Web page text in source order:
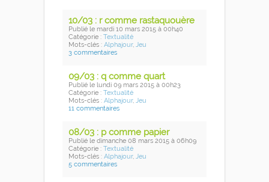
10/03 : r comme rastaquouère
Publié le mardi 10 mars 2015 à 00h40
Catégorie : Textualité
Mots-clés : Alphajour, Jeu
3 commentaires
09/03 : q comme quart
Publié le lundi 09 mars 2015 à 00h23
Catégorie : Textualité
Mots-clés : Alphajour, Jeu
11 commentaires
08/03 : p comme papier
Publié le dimanche 08 mars 2015 à 06h09
Catégorie : Textualité
Mots-clés : Alphajour, Jeu
5 commentaires